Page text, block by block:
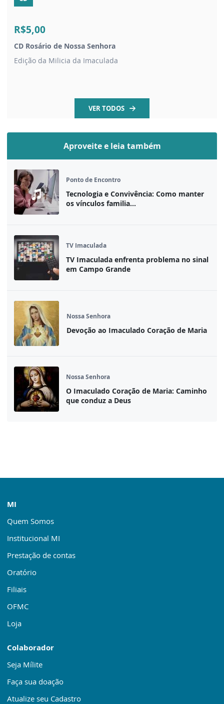
R$5,00
CD Rosário de Nossa Senhora
Edição da Milicia da Imaculada
VER TODOS
Aproveite e leia também
Ponto de Encontro
Tecnologia e Convivência: Como manter
os vínculos familia...
TV Imaculada
TV Imaculada enfrenta problema no sinal
em Campo Grande
Nossa Senhora
Devoção ao Imaculado Coração de Maria
Nossa Senhora
O Imaculado Coração de Maria: Caminho
que conduz a Deus
MI
Quem Somos
Institucional MI
Prestação de contas
Oratório
Filiais
OFMC
Loja
Colaborador
Seja Mílite
Faça sua doação
Atualize seu Cadastro